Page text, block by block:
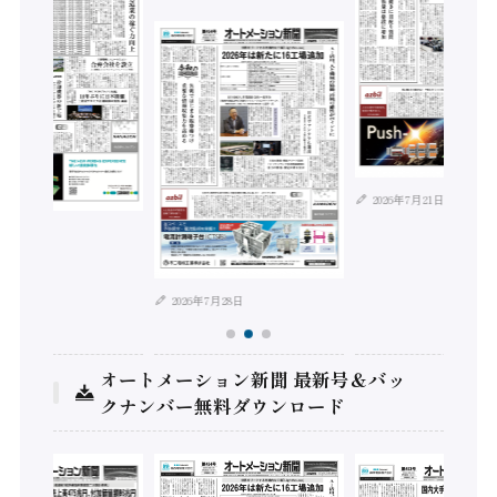
2026年7月28日
2026年7月21日
オートメーション新聞 最新号＆バッ
クナンバー無料ダウンロード